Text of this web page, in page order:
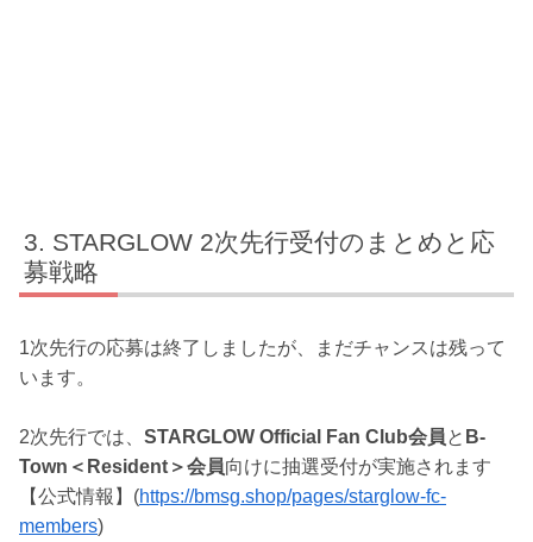
STARGLOW 2次先行受付のまとめと応
募戦略
1次先行の応募は終了しましたが、まだチャンスは残って
います。
2次先行では、 STARGLOW Official Fan Club会員と B-
Town＜Resident＞会員向けに抽選受付が実施されます
【公式情報】(https://bmsg.shop/pages/starglow-fc-
members)